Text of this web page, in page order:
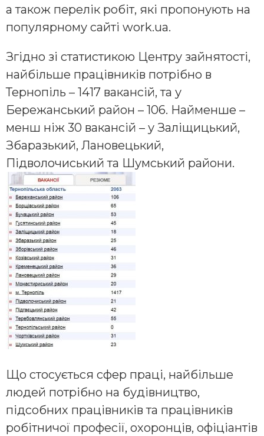
а також перелік робіт, які пропонують на
популярному сайті work.ua.
Згідно зі статистикою Центру зайнятості,
найбільше працівників потрібно в
Тернопіль – 1417 вакансій, та у
Бережанський район – 106. Найменше –
менш ніж 30 вакансій – у Заліщицький,
Збаразький, Лановецький,
Підволочиський та Шумський райони.
Що стосується сфер праці, найбільше
людей потрібно на будівництво,
підсобних працівників та працівників
робітничої професії, охоронців, офіціантів